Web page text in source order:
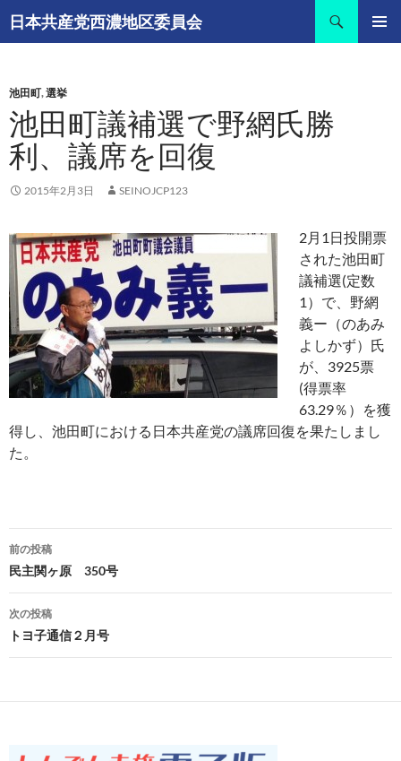
ン
ツ
へ
ス
キ
日本共産党西濃地区委員会
索
池田町,選挙
池田町議補選で野網氏勝
利、議席を回復
2015年2月3日 SEINOJCP123
2月1日投開票
された池田町
議補選(定数
1）で、野網
義ー（のあみ
よしかず）氏
が、3925票
(得票率
63.29％）を獲
得し、池田町における日本共産党の議席回復を果たしまし
た。
投
稿
ナ
ビ
ゲ
ー
前の投稿
民主関ヶ原 350号
次の投稿
トヨ子通信２月号